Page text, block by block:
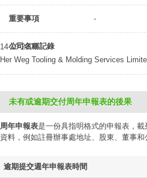
重要事項 -
公司名稱記錄
14-10-2006
Her Weg Tooling & Molding Services
未有或逾期交付周年申報表的後果
周年申報表是一份具指明格式的申報表，
資料，例如註冊辦事處地址、股東、董事和
逾期提交週年申報表時間